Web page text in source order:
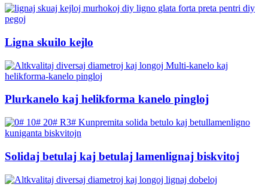
Ligna skuilo kejlo
Plurkanelo kaj helikforma kanelo pingloj
Solidaj betulaj kaj betulaj lamenlignaj biskvitoj